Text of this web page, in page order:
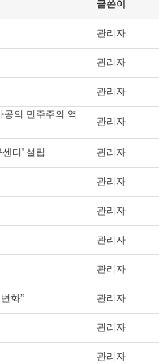
글쓴이
관리자
관리자
관리자
공의 민주주의 역
관리자
터' 설립 관리자
관리자
관리자
관리자
관리자
화” 관리자
관리자
관리자